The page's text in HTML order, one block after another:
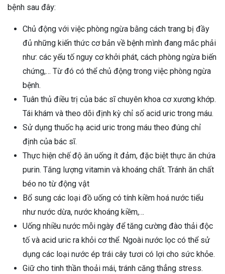
bệnh sau đây:
Chủ động với việc phòng ngừa bằng cách trang bị đầy
đủ những kiến thức cơ bản về bệnh mình đang mắc phải
như: các yếu tố nguy cơ khởi phát, cách phòng ngừa biến
chứng,… Từ đó có thể chủ động trong việc phòng ngừa
bệnh.
Tuân thủ điều trị của bác sĩ chuyên khoa cơ xương khớp.
Tái khám và theo dõi định kỳ chỉ số acid uric trong máu.
Sử dụng thuốc hạ acid uric trong máu theo đúng chỉ
định của bác sĩ.
Thực hiện chế độ ăn uống ít đảm, đặc biệt thực ăn chứa
purin. Tăng lượng vitamin và khoáng chất. Tránh ăn chất
béo no từ động vật
Bổ sung các loại đồ uống có tính kiềm hoá nước tiểu
như nước dừa, nước khoáng kiềm,…
Uống nhiều nước mỗi ngày để tăng cường đào thải độc
tố và acid uric ra khỏi cơ thể. Ngoài nước lọc có thể sử
dụng các loại nước ép trái cây tươi có lợi cho sức khỏe.
Giữ cho tinh thần thoải mái, tránh căng thẳng stress.